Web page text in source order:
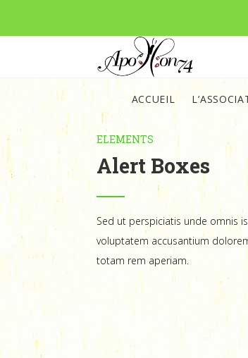
ACCUEIL
ELEMENTS
Alert Boxes
Sed ut perspiciatis unde omnis
voluptatem accusantium
totam rem aperiam.